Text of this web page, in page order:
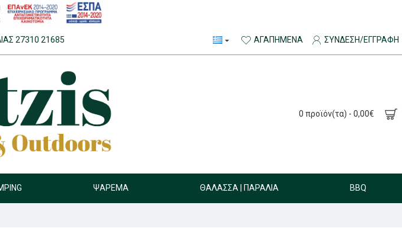
27310 21685 ΑΓΑΠΗΜΈΝΑ ΣΎΝΔΕΣΗ/ΕΓΓΡΑΦΉ
0 προϊόν(τα) - 0,00€
ΨΆΡΕΜΑ ΘΆΛΑΣΣΑ | ΠΑΡΑΛΊΑ BBQ